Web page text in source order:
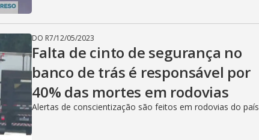
DO R7/12/05/2023
Falta de cinto de segurança no
banco de trás é responsável por
40% das mortes em rodovias
Alertas de conscientização são feitos em rodovias do país